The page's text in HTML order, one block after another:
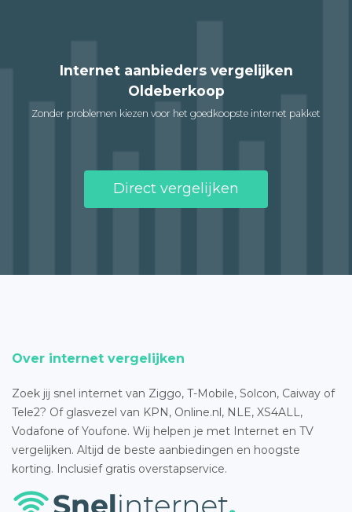
Internet aanbieders vergelijken
Oldeberkoop
Zonder problemen kiezen voor het goedkoopste internet pakket
Direct vergelijken
Over internet vergelijken
Zoek jij snel internet van Ziggo, T-Mobile, Solcon, Caiway of
Tele2? Of glasvezel van KPN, Online.nl, NLE, XS4ALL,
Vodafone of Youfone. Wij helpen je met Internet en TV
vergelijken. Altijd de beste aanbiedingen en hoogste
korting. Inclusief gratis overstapservice.